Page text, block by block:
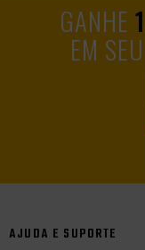
GANHE
EM
AJUDA E SUPORTE